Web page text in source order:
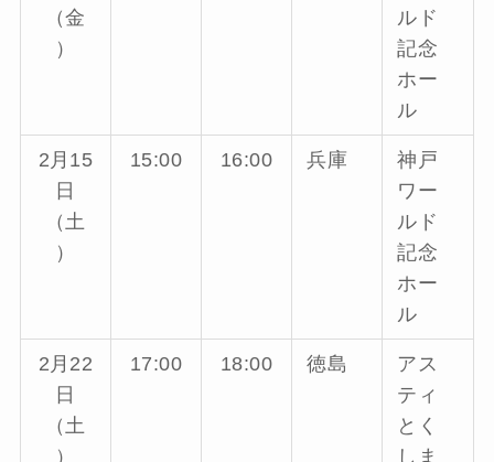
（金
）
ルド
記念
ホー
ル
2月15
日
（土
）
15:00 16:00 兵庫
神戸
ワー
ルド
記念
ホー
ル
2月22
日
（土
）
17:00 18:00 徳島
アス
ティ
とく
しま